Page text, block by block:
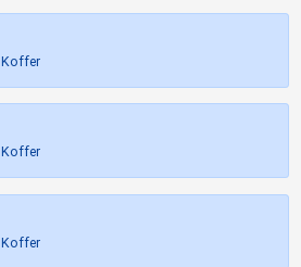
Koffer
Koffer
Koffer